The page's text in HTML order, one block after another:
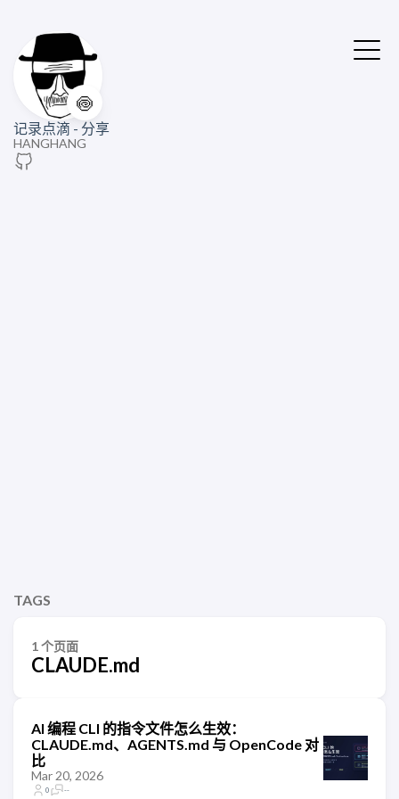
🍥
记录点滴 - 分享
HANGHANG
TAGS
1 个页面
CLAUDE.md
AI 编程 CLI 的指令文件怎么生效：
CLAUDE.md、AGENTS.md 与 OpenCode 对
比
Mar 20, 2026
0 --